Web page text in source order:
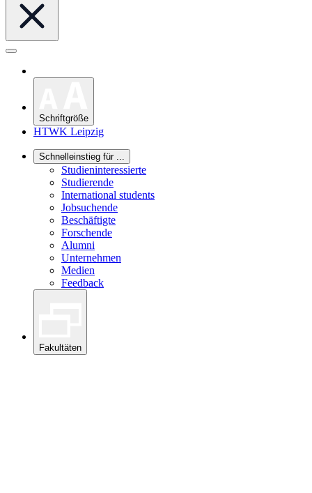
Schriftgröße
HTWK Leipzig
Schnelleinstieg für ...
Studieninteressierte
Studierende
International students
Jobsuchende
Beschäftigte
Forschende
Alumni
Unternehmen
Medien
Feedback
Fakultäten